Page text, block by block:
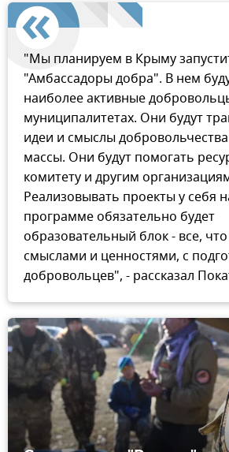
"Мы планируем в Крыму
"Амбассадоры добра". В нем
наиболее активные
муниципалитетах. Они будут
идеи и смыслы
массы. Они будут помогать
комитету и другим
Реализовывать проекты у себя
программе обязательно будет
образовательный блок - все,
смыслами и ценностями, с
добровольцев", - рассказал